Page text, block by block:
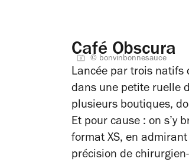
Café Obscura
© bonvinbonnesauce
Lancée par trois natifs
dans une petite ruelle
plusieurs boutiques,
Et pour cause : on s’y
format XS, en
précision de